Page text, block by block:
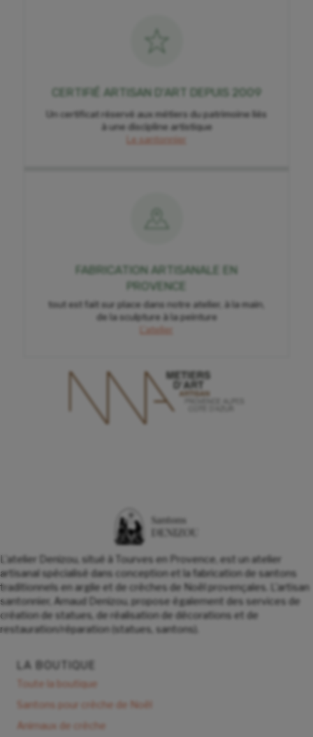
CERTIFIÉ ARTISAN D'ART DEPUIS 2009
Un certificat réservé aux métiers du patrimoine liés
à une discipline artistique
Le santonnier
FABRICATION ARTISANALE EN
PROVENCE
tout est fait sur place dans notre atelier, à la main,
de la sculpture à la peinture
L'atelier
L'atelier Denizou, situé à Tourves en Provence, est un atelier
artisanal spécialisé dans conception et la fabrication de santons
traditionnels en argile et de crèches de Noël provençales. L'artisan
santonnier, Arnaud Denizou, propose également des services de
création de statues, de réalisation de décorations et de
restauration/réparation (statues, santons).
LA BOUTIQUE
Toute la boutique
Santons pour crèche de Noël
Animaux de crèche